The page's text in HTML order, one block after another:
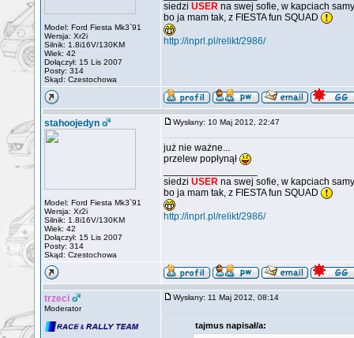
Model: Ford Fiesta Mk3`91
Wersja: Xr2i
Silnik: 1.8i16V/130KM
Wiek: 42
Dołączył: 15 Lis 2007
Posty: 314
Skąd: Czestochowa
siedzi USER na swej sofie, w kapciach
bo ja mam tak, z FIESTA fun SQUAD
http://inprl.pl/relikt/2986/
stahoojedyn
Model: Ford Fiesta Mk3`91
Wersja: Xr2i
Silnik: 1.8i16V/130KM
Wiek: 42
Dołączył: 15 Lis 2007
Posty: 314
Skąd: Czestochowa
Wysłany: 10 Maj 2012, 22:47
już nie ważne...
przelew popłynął
siedzi USER na swej sofie, w kapciach
bo ja mam tak, z FIESTA fun SQUAD
http://inprl.pl/relikt/2986/
trzeci
Moderator
Wysłany: 11 Maj 2012, 08:14
tajmus napisał/a: